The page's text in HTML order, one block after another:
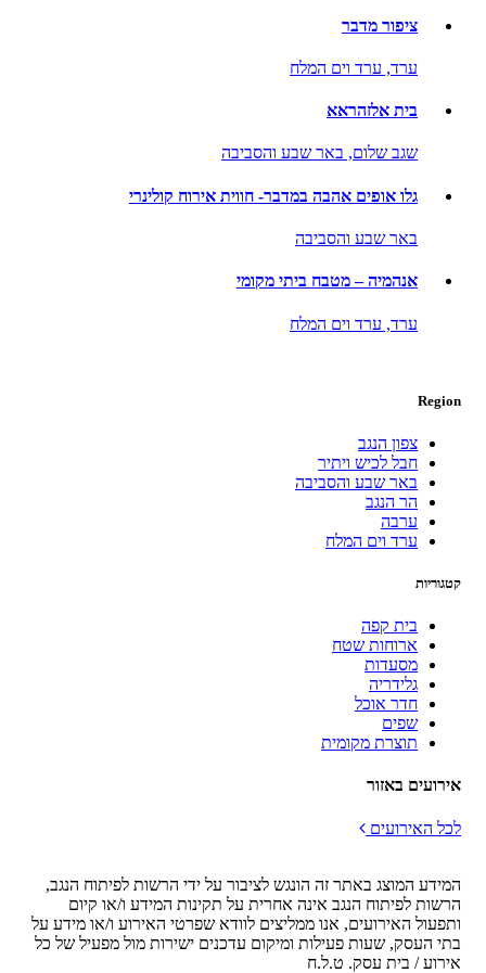
ציפור מדבר
ערד, ערד וים המלח
בית אלזהראא
שגב שלום, באר שבע והסביבה
גלו אופים אהבה במדבר- חווית אירוח קולינרי
באר שבע והסביבה
אנהמיה – מטבח ביתי מקומי
ערד, ערד וים המלח
Region
צפון הנגב
חבל לכיש ויתיר
באר שבע והסביבה
הר הנגב
ערבה
ערד וים המלח
קטגוריות
בית קפה
ארוחות שטח
מסעדות
גלידריה
חדר אוכל
שפים
תוצרת מקומית
אירועים באזור
לכל האירועים
המידע המוצג באתר זה הונגש לציבור על ידי הרשות לפיתוח הנגב,
הרשות לפיתוח הנגב אינה אחרית על תקינות המידע ו/או קיום
ותפעול האירועים, אנו ממליצים לוודא שפרטי האירוע ו/או מידע על
בתי העסק, שעות פעילות ומיקום עדכנים ישירות מול מפעיל של כל
אירוע / בית עסק. ט.ל.ח